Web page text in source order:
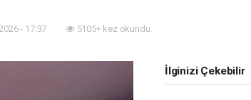
- 17:37 5105+ kez okundu.
İlginizi Çekebilir